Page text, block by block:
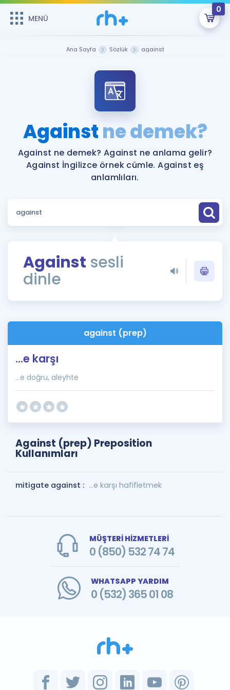
MENÜ
0
ÜYE DEĞİLİM
Sepetin Şu An Boş.
Remzi Hoca ile seni sınava hazırlayacak onlarca eğitim seni
bekliyor!
MENÜ
Katılımcı Görüşleri
Faydalı Araçlar
Sözlük
Rehberlik Aracı
ÖSYM Sınav Takvimi
İngilizce Gramer
Hakkımızda
Ana Sayfa Sözlük against
Againstne demek?
Against ne demek? Against ne anlama gelir?
Against İngilizce örnek cümle. Against eş
anlamlıları.
Against sesli
dinle
against (prep)
...e karşı
...e doğru, aleyhte
Against (prep) Preposition
Kullanımları
mitigate against : ...e karşı hafifletmek
MÜŞTERİ HİZMETLERİ
0 (850) 532 74 74
WHATSAPP YARDIM
0 (532) 365 01 08